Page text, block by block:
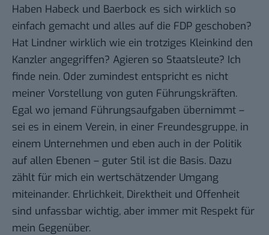
Haben Habeck und Baerbock es sich wirklich so
einfach gemacht und alles auf die FDP geschoben?
Hat Lindner wirklich wie ein trotziges Kleinkind den
Kanzler angegriffen? Agieren so Staatsleute? Ich
finde nein. Oder zumindest entspricht es nicht
meiner Vorstellung von guten Führungskräften.
Egal wo jemand Führungsaufgaben übernimmt –
sei es in einem Verein, in einer Freundesgruppe, in
einem Unternehmen und eben auch in der Politik
auf allen Ebenen – guter Stil ist die Basis. Dazu
zählt für mich ein wertschätzender Umgang
miteinander. Ehrlichkeit, Direktheit und Offenheit
sind unfassbar wichtig, aber immer mit Respekt für
mein Gegenüber.